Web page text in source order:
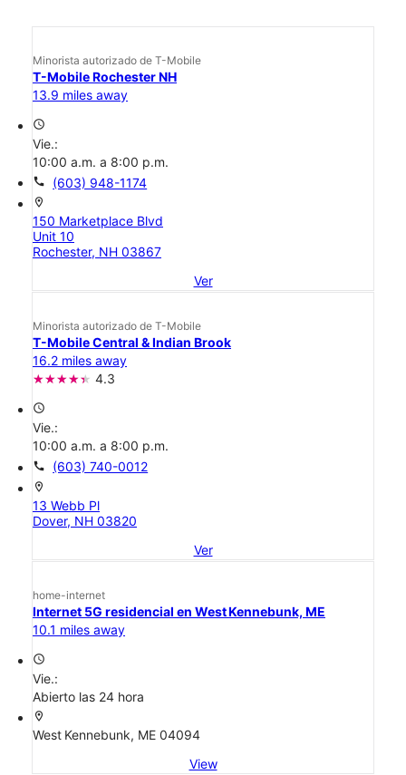
Minorista autorizado de T-Mobile
T-Mobile Rochester NH
13.9 miles away
access_time
Vie.:
10:00 a.m. a 8:00 p.m.
call (603) 948-1174
location_on
150 Marketplace Blvd
Unit 10
Rochester, NH 03867
Ver
Minorista autorizado de T-Mobile
T-Mobile Central & Indian Brook
16.2 miles away
4.3
access_time
Vie.:
10:00 a.m. a 8:00 p.m.
call (603) 740-0012
location_on
13 Webb Pl
Dover, NH 03820
Ver
home-internet
Internet 5G residencial en West Kennebunk, ME
10.1 miles away
access_time
Vie.:
Abierto las 24 hora
location_on
West Kennebunk, ME 04094
View